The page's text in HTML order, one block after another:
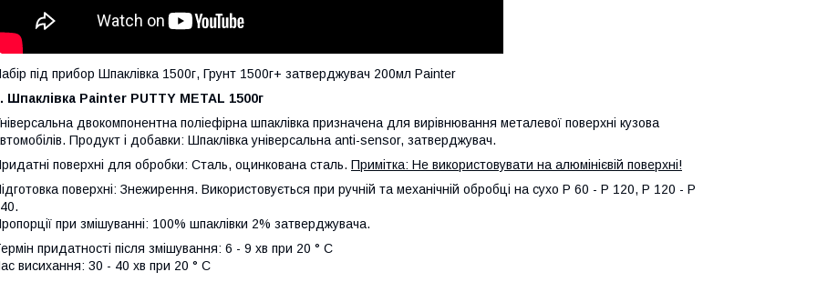
під прибор Шпаклівка 1500г, Грунт 1500г+ затверджувач 200мл Painter
Шпаклівка Painter PUTTY METAL 1500г
двокомпонентна поліефірна шпаклівка призначена для вирівнювання металевої поверхні кузова
Продукт і добавки: Шпаклівка універсальна anti-sensor, затверджувач.
поверхні для обробки: Сталь, оцинкована сталь. Примітка: Не використовувати на алюмінієвій поверхні!
поверхні: Знежирення. Використовується при ручній та механічній обробці на сухо Р 60 - Р 120, Р 120 - Р
при змішуванні: 100% шпаклівки 2% затверджувача.
придатності після змішування: 6 - 9 хв при 20 ° С
висихання: 30 - 40 хв при 20 ° С